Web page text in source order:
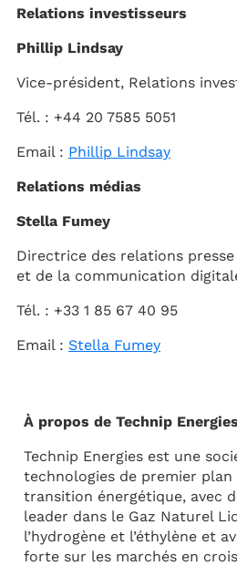
Relations investisseurs
Phillip Lindsay
Vice-président, Relations
Tél. : +44 20 7585 5051
Email : Phillip Lindsay
Relations médias
Stella Fumey
Directrice des relations presse
et de la communication
Tél. : +33 1 85 67 40 95
Email : Stella Fumey
À propos de Technip Energies
Technip Energies est une
technologies de premier plan
transition énergétique, avec
leader dans le Gaz Naturel
l’hydrogène et l’éthylène et
forte sur les marchés en